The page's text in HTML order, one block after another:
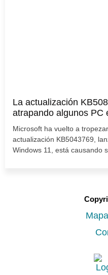
La actualización
atrapando algunos PC
Microsoft ha vuelto a
actualización KB5043769,
Windows 11, está causando